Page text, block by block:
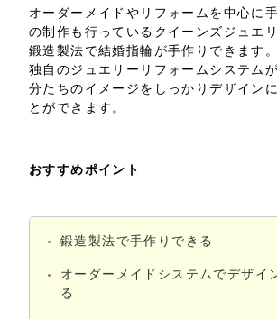
オーダーメイドやリフォームを中心に
の制作も行っているクイーンズジュエリ
鍛造製法で結婚指輪が手作りできます。
独自のジュエリーリフォームシステム
分たちのイメージをしっかりデザイン
とができます。
おすすめポイント
鍛造製法で手作りできる
オーダーメイドシステムでデザイ
る